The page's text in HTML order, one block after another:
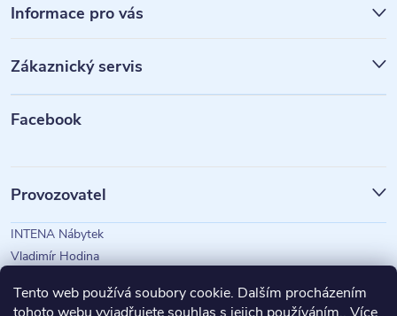
Tento web používá soubory cookie. Dalším procházením
á
p
a
Informace pro vás
Zákaznický servis
Facebook
Provozovatel
INTENA Nábytek
Vladimír Hodina